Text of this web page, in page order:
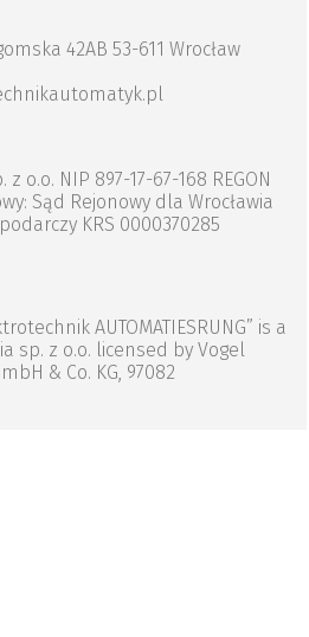
42AB 53-611 Wrocław
o.o. NIP 897-17-67-168 REGON
Sąd Rejonowy dla Wrocławia
KRS 0000370285
AUTOMATIESRUNG” is a
sp. z o.o. licensed by Vogel
& Co. KG, 97082